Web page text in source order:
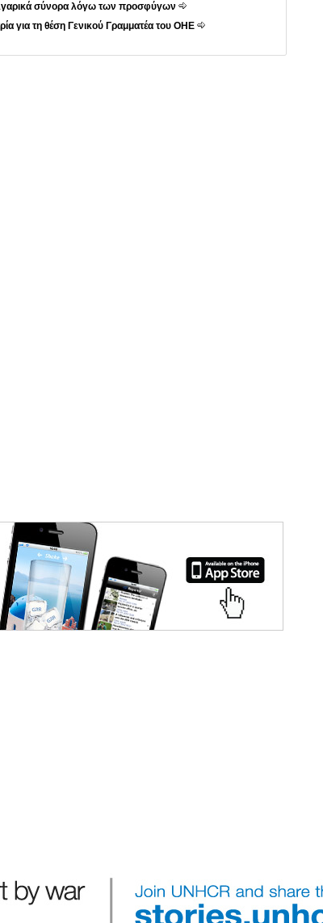
σύνορα λόγω των προσφύγων
για τη θέση Γενικού Γραμματέα του ΟΗΕ